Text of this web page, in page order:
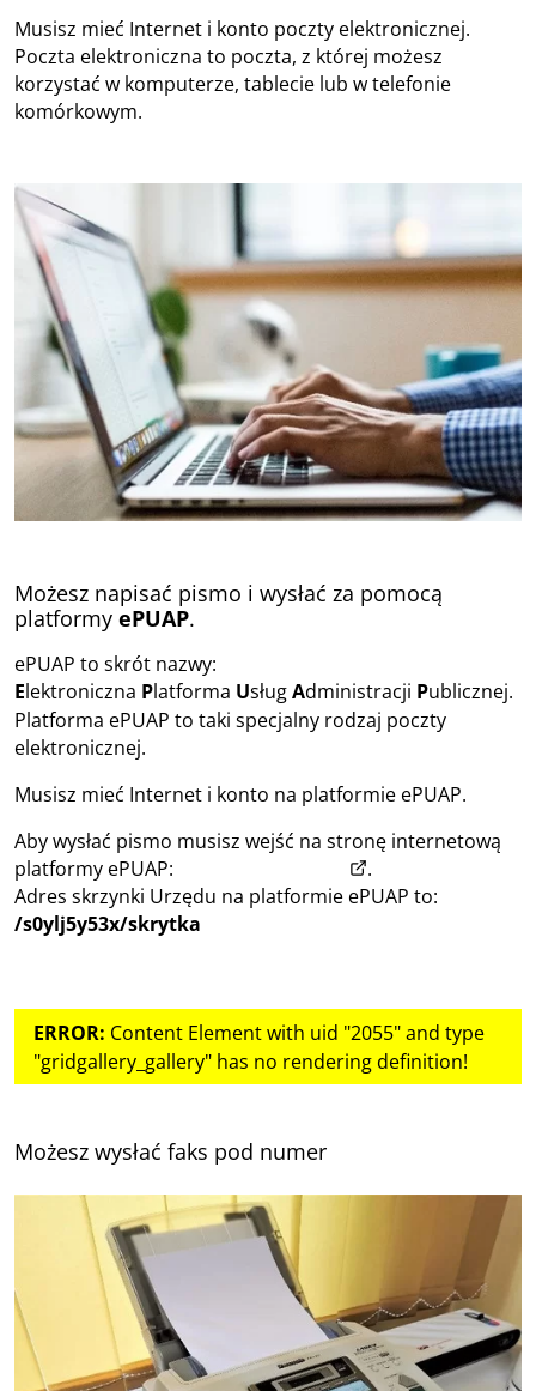
Musisz mieć Internet i konto poczty elektronicznej.
Poczta elektroniczna to poczta, z której możesz
korzystać w komputerze, tablecie lub w telefonie
komórkowym.
Możesz napisać pismo i wysłać za pomocą
platformy ePUAP.
ePUAP to skrót nazwy:
Elektroniczna Platforma UsługAdministracji Publicznej.
Platforma ePUAP to taki specjalny rodzaj poczty
elektronicznej.
Musisz mieć Internet i konto na platformie ePUAP.
Aby wysłać pismo musisz wejść na stronę internetową
platformy ePUAP:
(otwiera w nowym
.
Adres skrzynki Urzędu na platformie ePUAP to:
/s0ylj5y53x/skrytka
ERROR: Content Element with uid "2055" and type
"gridgallery_gallery" has no rendering definition!
Możesz wysłać faks pod numer